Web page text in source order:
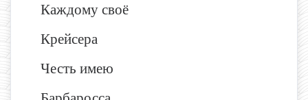
Каждому своё
Крейсера
Честь имею